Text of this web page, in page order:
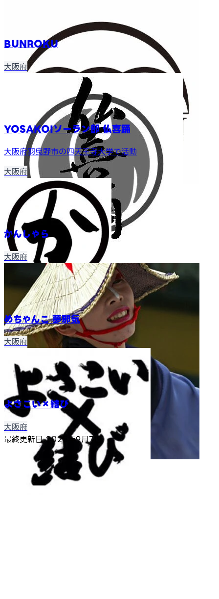
BUNROKU
大阪府
YOSAKOIソーラン部 仏喜踊
大阪府羽曳野市の四天王寺大学で活動
大阪府
かんしゃら
大阪府
めちゃんこ 夢邪気
大阪府
よさこい×結び
大阪府
最終更新日2025年9月7日